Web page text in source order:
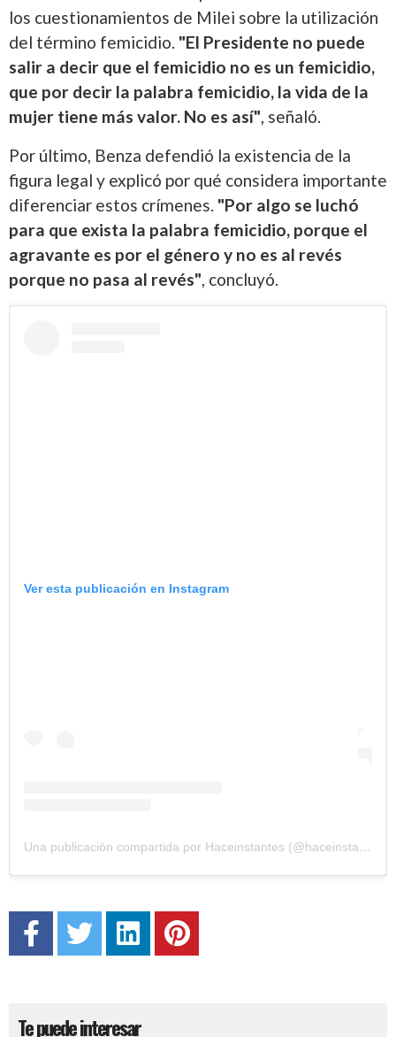
los cuestionamientos de Milei sobre la utilización
del término femicidio. "El Presidente no puede
salir a decir que el femicidio no es un femicidio,
que por decir la palabra femicidio, la vida de la
mujer tiene más valor. No es así", señaló.
Por último, Benza defendió la existencia de la
figura legal y explicó por qué considera importante
diferenciar estos crímenes. "Por algo se luchó
para que exista la palabra femicidio, porque el
agravante es por el género y no es al revés
porque no pasa al revés", concluyó.
Ver esta publicación en Instagram
Una publicación compartida por Haceinstantes (@haceinstantesok)
Te puede interesar